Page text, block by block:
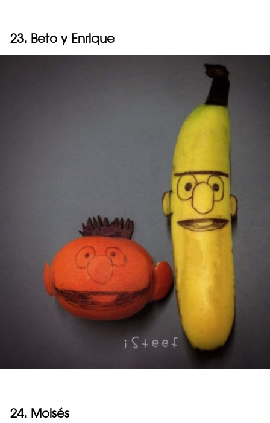
23. Beto y Enrique
24. Moisés